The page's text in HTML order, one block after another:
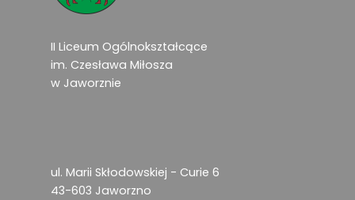
II Liceum Ogólnokształcące
im. Czesława Miłosza
w Jaworznie
ul. Marii Skłodowskiej - Curie 6
43-603 Jaworzno